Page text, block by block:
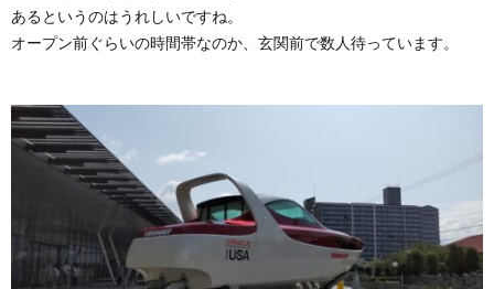
あるというのはうれしいですね。
オープン前ぐらいの時間帯なのか、玄関前で数人待っています。